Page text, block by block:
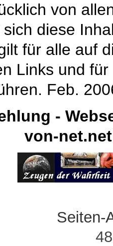
von
diese
für alle auf
Links und
Feb.
-
von-net.net
Seiten-